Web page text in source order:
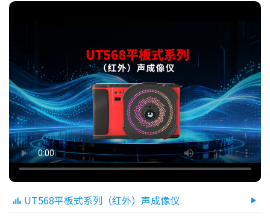
UT568平板式系列（红外）声成像仪